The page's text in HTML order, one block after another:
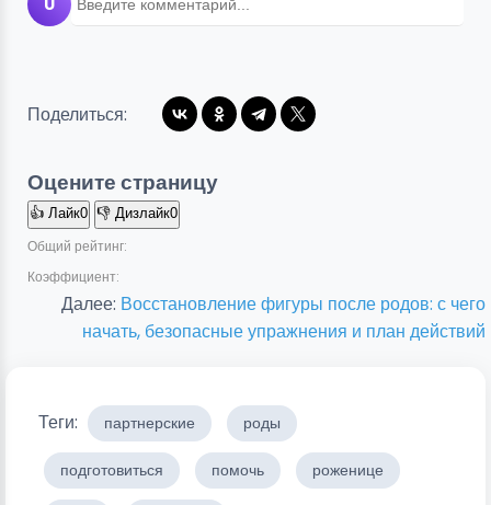
U
Поделиться:
Оцените страницу
👍 Лайк0 👎 Дизлайк0
Общий рейтинг:
Коэффициент:
Далее: Восстановление фигуры после родов: с чего
начать, безопасные упражнения и план действий
Теги: партнерские роды
подготовиться помочь роженице